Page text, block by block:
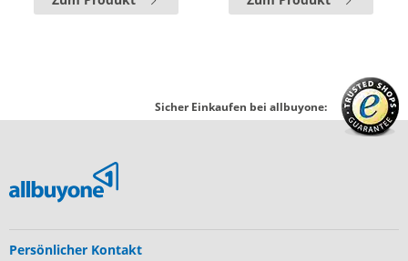
Sicher Einkaufen bei allbuyone:
Persönlicher Kontakt